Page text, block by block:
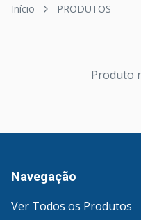
Início PRODUTOS
Produto
Navegação
Ver Todos os Produtos